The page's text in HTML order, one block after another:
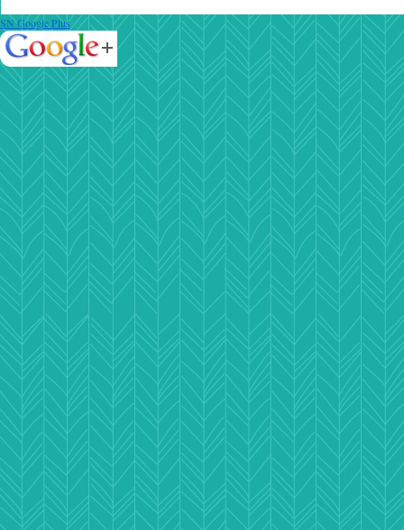
SN Google Plus